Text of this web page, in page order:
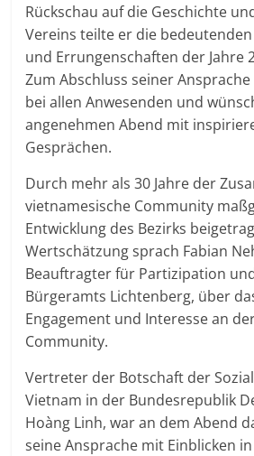
Rückschau auf die Geschichte
Vereins teilte er die
und Errungenschaften der Jahre
Zum Abschluss seiner
bei allen Anwesenden und
angenehmen Abend mit
Gesprächen.
Durch mehr als 30 Jahre der
vietnamesische Community
Entwicklung des Bezirks
Wertschätzung sprach Fabian
Beauftragter für Partizipation
Bürgeramts Lichtenberg, über
Engagement und Interesse an
Community.
Vertreter der Botschaft der
Vietnam in der Bundesrepublik
Hoàng Linh, war an dem Abend
seine Ansprache mit Einblicken